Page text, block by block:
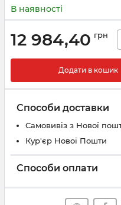
В наявності
12 984,40 грн
Додати в кошик
Способи доставки
Самовивіз з Нової
Кур'єр Нової Пошти
Способи оплати